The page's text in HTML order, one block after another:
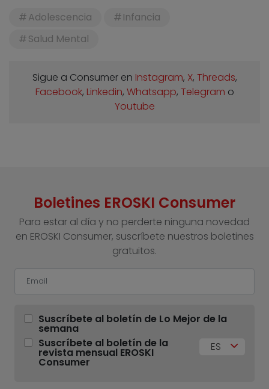
Adolescencia
Infancia
Salud Mental
Sigue a Consumer en Instagram, X, Threads,
Facebook, Linkedin, Whatsapp, Telegram o
Youtube
Boletines EROSKI Consumer
Para estar al día y no perderte ninguna novedad
en EROSKI Consumer, suscríbete nuestros boletines
gratuitos.
Suscríbete al boletín de Lo Mejor de la
semana
Suscríbete al boletín de la
revista mensual EROSKI
Consumer
ES